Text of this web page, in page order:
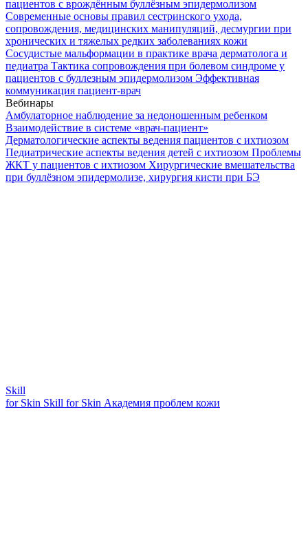
пациентов с врождённым буллёзным эпидермолизом
Современные основы правил сестринского ухода,
сопровождения, медицинских манипуляций, десмургии при
хронических и тяжелых редких заболеваниях кожи
Сосудистые мальформации в практике врача дерматолога и
педиатра Тактика сопровождения при болевом синдроме у
пациентов с буллезным эпидермолизом Эффективная
коммуникация пациент-врач
Вебинары
Амбулаторное наблюдение за недоношенным ребенком
Взаимодействие в системе «врач-пациент»
Дерматологические аспекты ведения пациентов с ихтиозом
Педиатрические аспекты ведения детей с ихтиозом Проблемы
ЖКТ у пациентов с ихтиозом Хирургические вмешательства
при буллёзном эпидермолизе, хирургия кисти при БЭ
Skill
for Skin Skill for Skin Академия проблем кожи